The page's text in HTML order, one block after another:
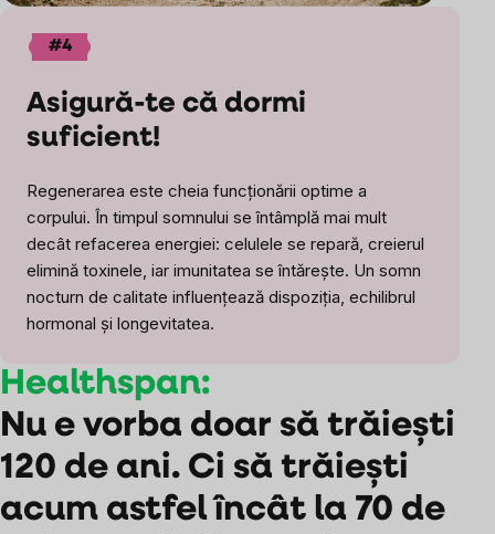
#4
Asigură-te că dormi
suficient!
Regenerarea este cheia funcționării optime a
corpului. În timpul somnului se întâmplă mai mult
decât refacerea energiei: celulele se repară, creierul
elimină toxinele, iar imunitatea se întărește. Un somn
nocturn de calitate influențează dispoziția, echilibrul
hormonal și longevitatea.
Healthspan:
Nu e vorba doar să trăiești
120 de ani. Ci să trăiești
acum astfel încât la 70 de